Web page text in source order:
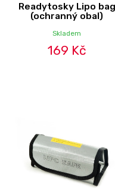
Readytosky Lipo bag
(ochranný obal)
Skladem
169 Kč